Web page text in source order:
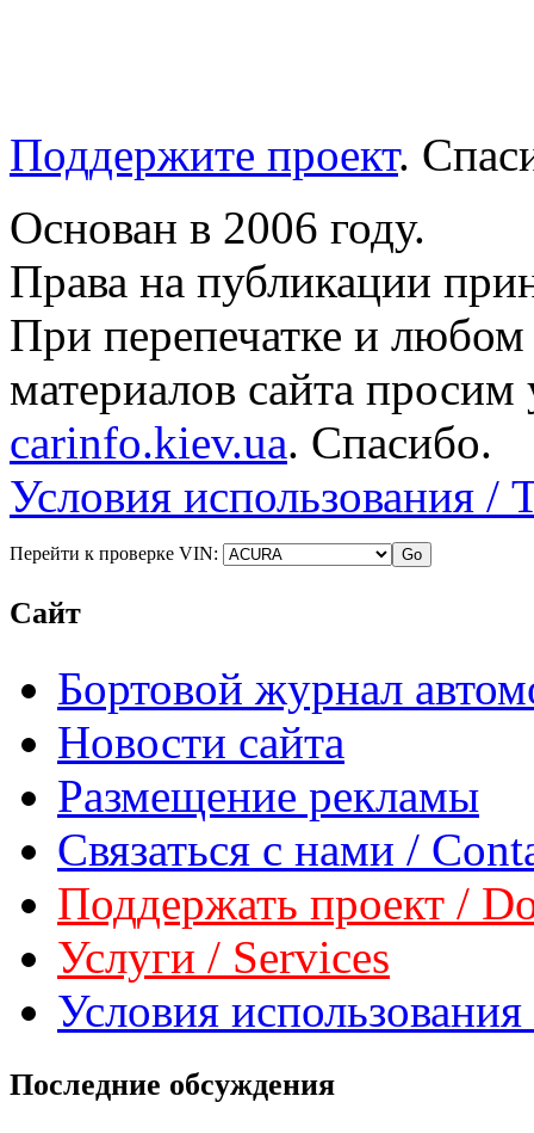
Поддержите проект.
Основан в 2006 году.
Права на публикации
При перепечатке и
материалов сайта просим
carinfo.kiev.ua. Спасибо.
Условия использования /
Перейти к проверке VIN:
Сайт
Бортовой журнал
Новости сайта
Размещение рекламы
Связаться с нами /
Поддержать проект /
Услуги / Services
Условия
Последние обсуждения